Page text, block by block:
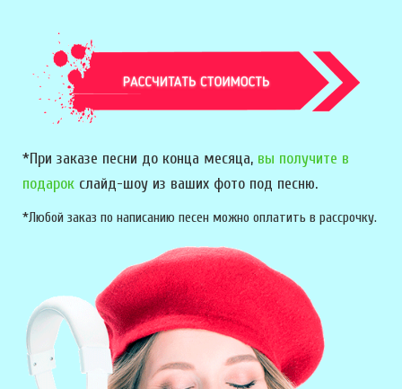
*При заказе песни до конца месяца, вы получите в
подарок слайд-шоу из ваших фото под песню.
*Любой заказ по написанию песен можно оплатить в рассрочку.